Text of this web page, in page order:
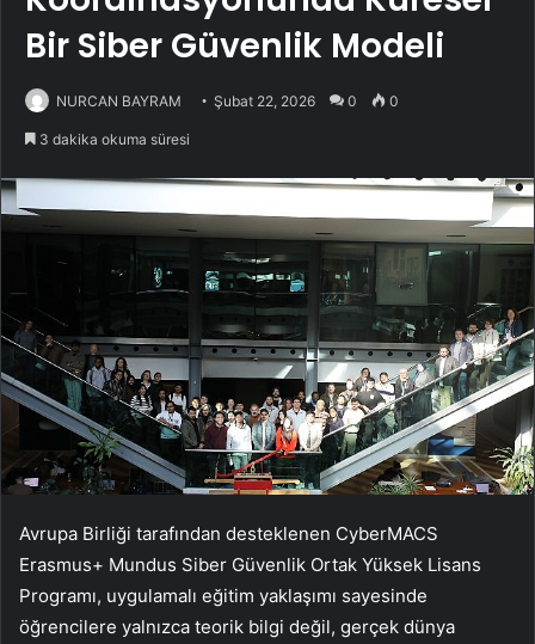
Bir Siber Güvenlik Modeli
NURCAN BAYRAM Şubat 22, 2026 0 0
3 dakika okuma süresi
Avrupa Birliği tarafından desteklenen CyberMACS
Erasmus+ Mundus Siber Güvenlik Ortak Yüksek Lisans
Programı, uygulamalı eğitim yaklaşımı sayesinde
öğrencilere yalnızca teorik bilgi değil, gerçek dünya